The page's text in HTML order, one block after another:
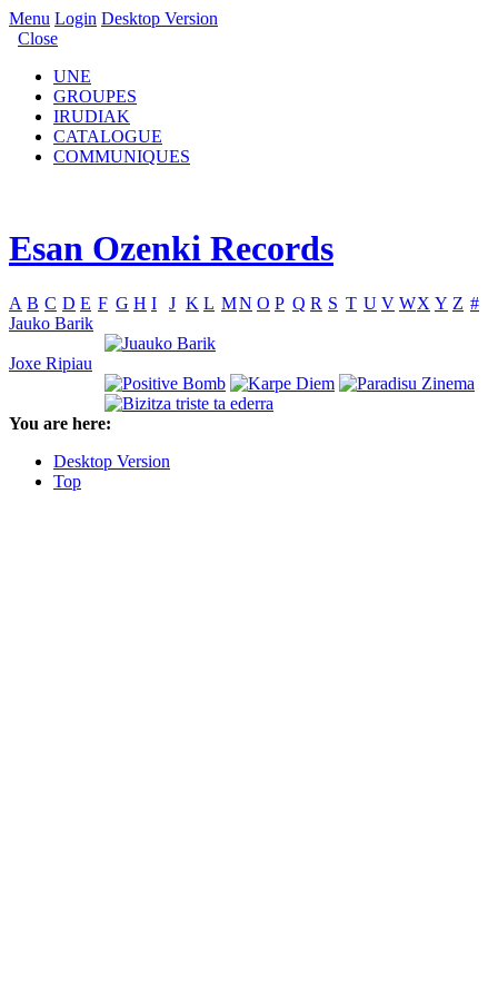
Menu Login Desktop Version
Close
UNE
GROUPES
IRUDIAK
CATALOGUE
COMMUNIQUES
Esan Ozenki Records
A B C D E F G H I J K L MN O P Q R S T U V WX Y Z #
Jauko Barik
Joxe Ripiau
You are here:
Desktop Version
Top